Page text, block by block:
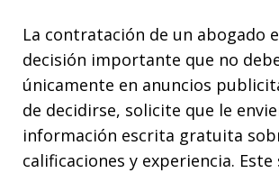
La contratación de un abogado
decisión importante que no
únicamente en anuncios
de decidirse, solicite que le
información escrita gratuita
calificaciones y experiencia.